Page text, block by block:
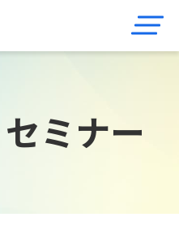
ミナー